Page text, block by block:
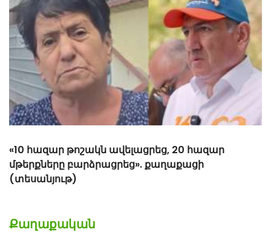
«Հիշեցի՞ք մեզ, ձեր սանիկներն ենք». աղջիկները՝
Նիկոլ Փաշինյանին
Քաղաքական